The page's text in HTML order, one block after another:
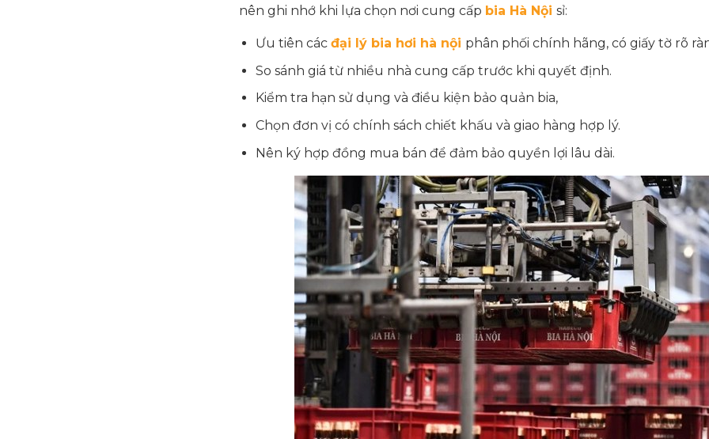
nên ghi nhớ khi lựa chọn nơi cung cấp bia Hà Nội sỉ:
Ưu tiên các đại lý bia hơi hà nội phân phối chính hãng, có giấy tờ rõ
So sánh giá từ nhiều nhà cung cấp trước khi quyết định.
Kiểm tra hạn sử dụng và điều kiện bảo quản bia,
Chọn đơn vị có chính sách chiết khấu và giao hàng hợp lý.
Nên ký hợp đồng mua bán để đảm bảo quyền lợi lâu dài.